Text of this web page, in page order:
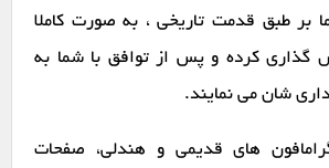
بر طبق قدمت تاریخی ، به صورت کاملا
گذاری کرده و پس از توافق با شما به
شان می نمایند.
های قدیمی و هندلی، صفحات